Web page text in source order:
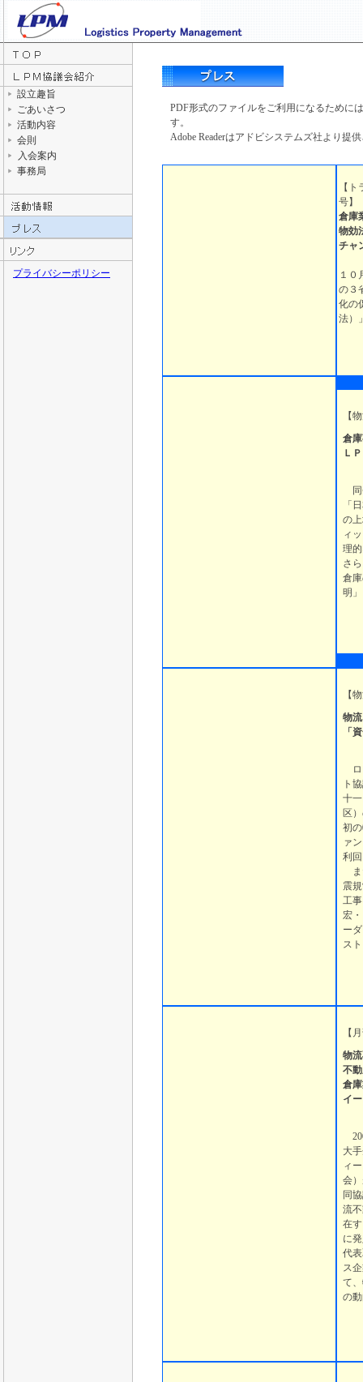
設立趣旨
ごあいさつ
活動内容
会則
入会案内
事務局
プライバシーポリシー
PDF形式のファイルをご利用になるために
す。
Adobe Readerはアドビシステムズ社より提
【
号】
倉庫
物効
チャ
１０
の３
化の
法）
【
倉
Ｌ
同
「
の
ィ
理
さ
倉
明
【
物
「
ロ
ト
十
区
初
ァ
利
ま
震
工
宏
ー
ス
【
物
不
倉
イ
大
ィ
会
同
流
在
に
代
ス
て
の